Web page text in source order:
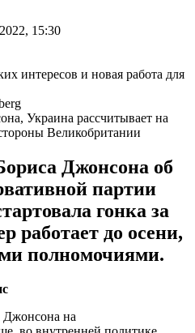
15:30
Украина рассчитывает на
Великобритании
Джонсона об
партии
гонка за
работает до осени,
полномочиями.
Джонсона на